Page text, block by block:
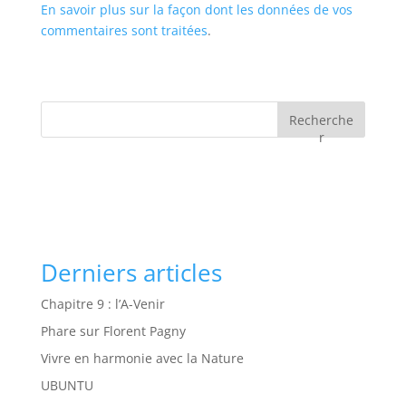
En savoir plus sur la façon dont les données de vos
commentaires sont traitées.
Recherche
r
Derniers articles
Chapitre 9 : l’A-Venir
Phare sur Florent Pagny
Vivre en harmonie avec la Nature
UBUNTU